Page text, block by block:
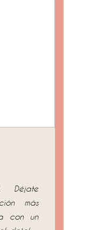
Déjate
más
con un